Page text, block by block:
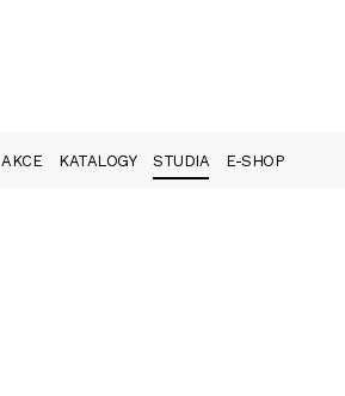
AKCE KATALOGY STUDIA E-SHOP